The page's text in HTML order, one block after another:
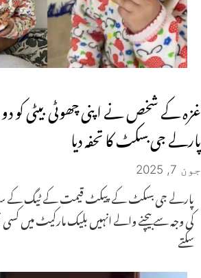
غزہ کے شخص نے اپنی چھوٹی بیٹی کو
پارلے جی بسکٹ کا تحفہ دیا
جون 7, 2025
پارلے جی بسکٹ کے پیکٹ قیمت کے ٹیگ کے
کی وجہ سے بیچنے والے انہیں بلیک مارکیٹ میں
سکتے